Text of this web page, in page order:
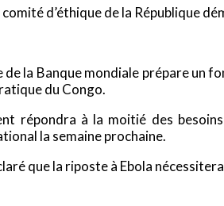
d’éthique de la République
de la Banque mondiale prépare
du Congo.
répondra à la moitié des
la semaine prochaine.
que la riposte à Ebola